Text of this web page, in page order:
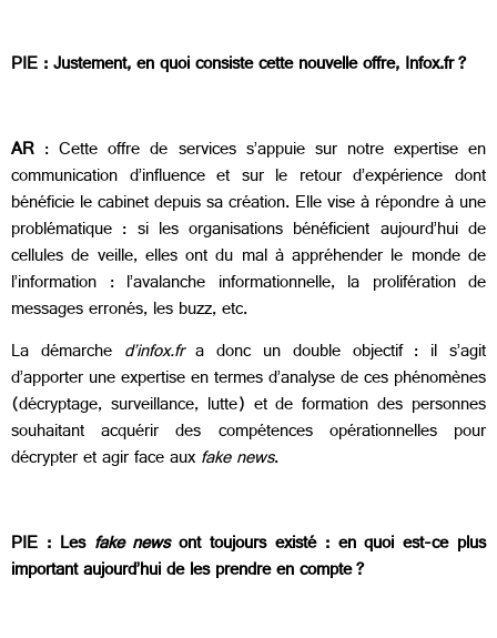
PIE : Justement, en quoi consiste cette nouvelle offre, Infox.fr ?
AR : Cette offre de services s’appuie sur notre expertise en
communication d’influence et sur le retour d’expérience dont
bénéficie le cabinet depuis sa création. Elle vise à répondre à une
problématique : si les organisations bénéficient aujourd’hui de
cellules de veille, elles ont du mal à appréhender le monde de
l’information : l’avalanche informationnelle, la prolifération de
messages erronés, les buzz, etc.
La démarche d’infox.fra donc un double objectif : il s’agit
d’apporter une expertise en termes d’analyse de ces phénomènes
(décryptage, surveillance, lutte) et de formation des personnes
souhaitant acquérir des compétences opérationnelles pour
décrypter et agir face auxfake news.
PIE : Les fake newsont toujours existé : en quoi est-ce plus
important aujourd’hui de les prendre en compte ?